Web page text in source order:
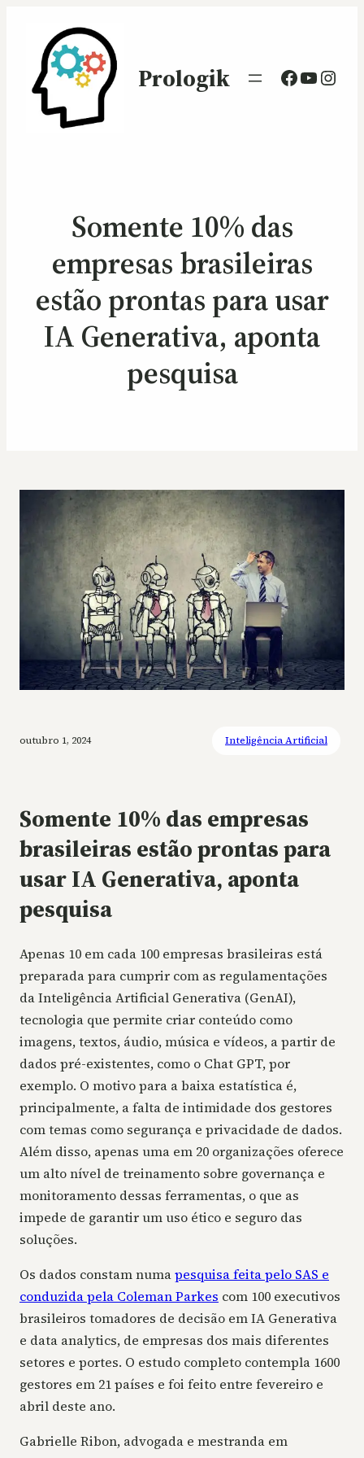
Prologik Facebook
Somente 10% das
empresas brasileiras
estão prontas para usar
IA Generativa, aponta
pesquisa
outubro 1, 2024 Inteligência Artificial
Somente 10% das empresas
brasileiras estão prontas para
usar IA Generativa, aponta
pesquisa
Apenas 10 em cada 100 empresas brasileiras está
preparada para cumprir com as regulamentações
da Inteligência Artificial Generativa (GenAI),
tecnologia que permite criar conteúdo como
imagens, textos, áudio, música e vídeos, a partir de
dados pré-existentes, como o Chat GPT, por
exemplo. O motivo para a baixa estatística é,
principalmente, a falta de intimidade dos gestores
com temas como segurança e privacidade de dados.
Além disso, apenas uma em 20 organizações oferece
um alto nível de treinamento sobre governança e
monitoramento dessas ferramentas, o que as
impede de garantir um uso ético e seguro das
soluções.
Os dados constam numapesquisa feita pelo SAS e
conduzida pela Coleman Parkes com 100 executivos
brasileiros tomadores de decisão em IA Generativa
e data analytics, de empresas dos mais diferentes
setores e portes. O estudo completo contempla 1600
gestores em 21 países e foi feito entre fevereiro e
abril deste ano.
Gabrielle Ribon, advogada e mestranda em